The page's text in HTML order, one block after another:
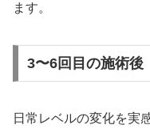
ます。
3〜6回目の施術後
日常レベルの変化を実